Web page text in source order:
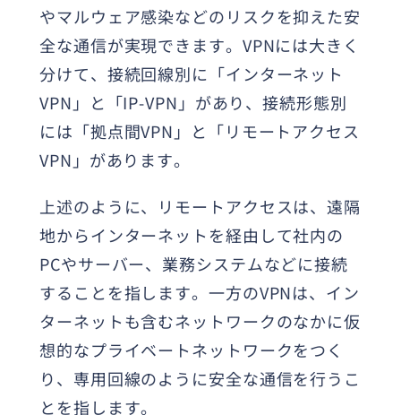
やマルウェア感染などのリスクを抑えた安
全な通信が実現できます。VPNには大きく
分けて、接続回線別に「インターネット
VPN」と「IP-VPN」があり、接続形態別
には「拠点間VPN」と「リモートアクセス
VPN」があります。
上述のように、リモートアクセスは、遠隔
地からインターネットを経由して社内の
PCやサーバー、業務システムなどに接続
することを指します。一方のVPNは、イン
ターネットも含むネットワークのなかに仮
想的なプライベートネットワークをつく
り、専用回線のように安全な通信を行うこ
とを指します。